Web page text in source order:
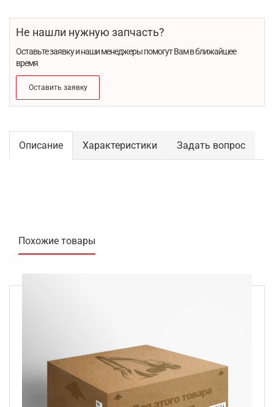
Не нашли нужную запчасть?
Оставьте заявку и наши менеджеры помогут Вам в ближайшее
время
Оставить заявку
Описание Характеристики Задать вопрос
Похожие товары